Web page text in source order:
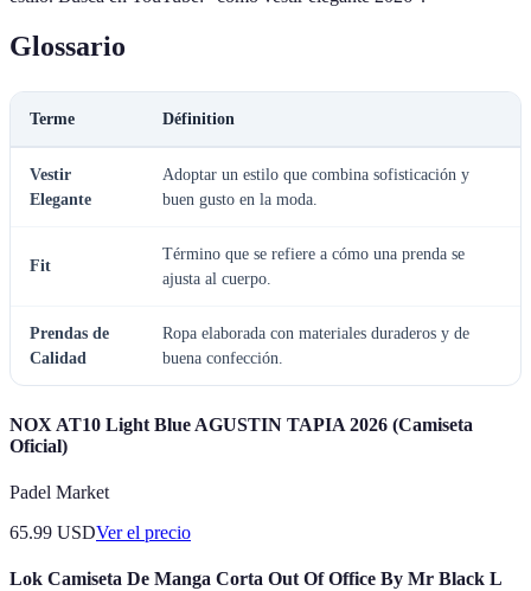
Glossario
Terme Définition
Vestir
Elegante
Adoptar un estilo que combina sofisticación y
buen gusto en la moda.
Fit
Término que se refiere a cómo una prenda se
ajusta al cuerpo.
Prendas de
Calidad
Ropa elaborada con materiales duraderos y de
buena confección.
NOX AT10 Light Blue AGUSTIN TAPIA 2026 (Camiseta
Oficial)
Padel Market
65.99 USDVer el precio
Lok Camiseta De Manga Corta Out Of Office By Mr Black L